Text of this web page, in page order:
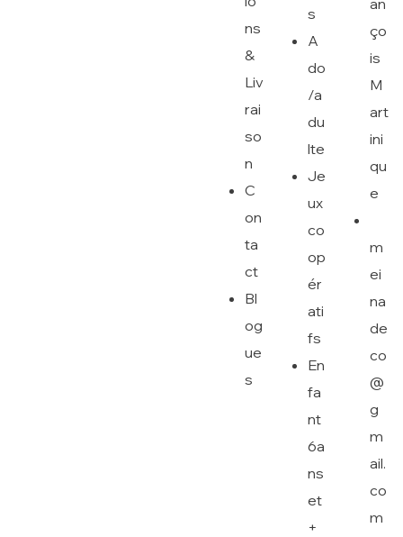
ns
&
Liv
rai
so
n
C
on
ta
ct
Bl
og
ue
s
s
A
do
/a
du
lte
Je
ux
co
op
ér
ati
fs
En
fa
nt
6a
ns
et
+
an
ço
is
M
art
ini
qu
e
m
ei
na
de
co
@
g
m
ail.
co
m